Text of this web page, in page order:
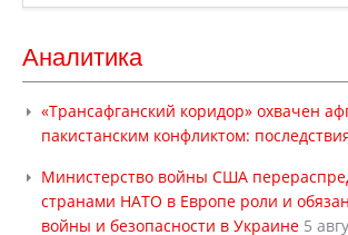
Аналитика
«Трансафганский коридор» охвачен
пакистанским конфликтом:
Министерство войны США
странами НАТО в Европе роли и
войны и безопасности в Украине 5